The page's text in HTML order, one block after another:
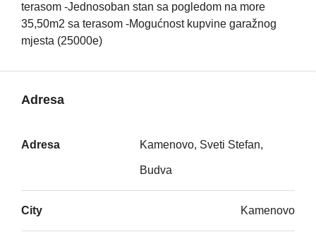
terasom -Jednosoban stan sa pogledom na more
35,50m2 sa terasom -Mogućnost kupvine garažnog
mjesta (25000e)
Adresa
Adresa Kamenovo, Sveti Stefan,
Budva
City Kamenovo